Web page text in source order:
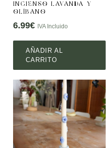
INCIENSO LAVANDA Y
OLÍBANO
6.99€ IVA Incluido
AÑADIR AL
CARRITO